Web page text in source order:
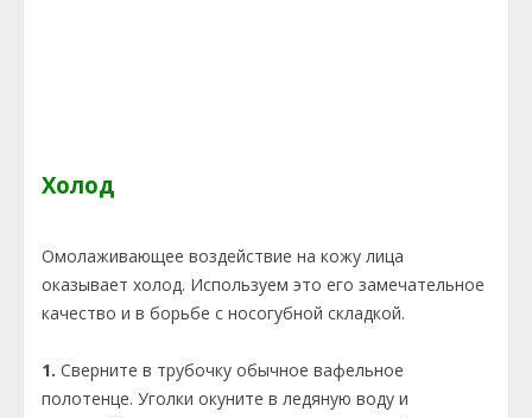
Холод
Омолаживающее воздействие на кожу лица
оказывает холод. Используем это его замечательное
качество и в борьбе с носогубной складкой.
1. Сверните в трубочку обычное вафельное
полотенце. Уголки окуните в ледяную воду и